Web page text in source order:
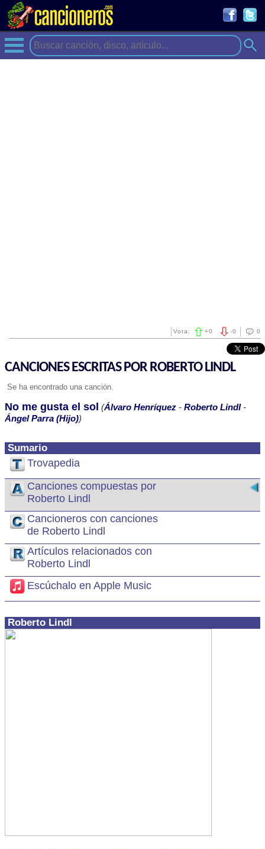
0
-0
Vota: +0
CANCIONES ESCRITAS POR ROBERTO LINDL
Se ha encontrado una canción.
Sumario
Trovapedia
Canciones compuestas por
Roberto Lindl
Cancioneros con canciones
de Roberto Lindl
Artículos relacionados con
Roberto Lindl
Escúchalo en Apple Music
Roberto Lindl
No me gusta el sol (Álvaro Henríquez - Roberto Lindl-
Ángel Parra (Hijo))